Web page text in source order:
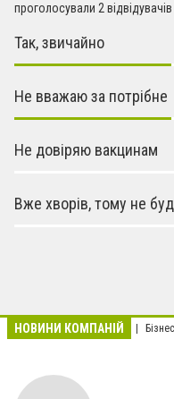
проголосували 2 відвідувачів
Так, звичайно
Не вважаю за потрібне
Не довіряю вакцинам
Вже хворів, тому не
НОВИНИ КОМПАНІЙ